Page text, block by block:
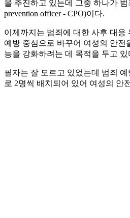
을 추진하고 있는데 그중 하나가 범
prevention officer - CPO)이다.
이제까지는 범죄에 대한 사후 대응
예방 중심으로 바꾸어 여성의 안전
능을 강화하려는 데 목적을 두고 있
필자는 잘 모르고 있었는데 범죄
로 2명씩 배치되어 있어 여성의 안